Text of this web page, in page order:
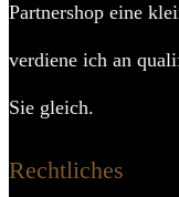
Partnershop eine
verdiene ich an
Sie gleich.
Rechtliches